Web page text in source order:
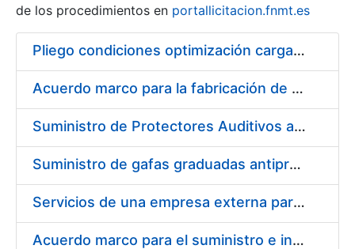
Mostra/Amaga
de los procedimientos en portallicitacion.fnmt.es
Pliego condiciones optimización cargas compras firmado
Acuerdo marco para la fabricación de piezas
Suministro de Protectores Auditivos a medida para las personas trabajadoras de los Centros de Trabajo de Madrid y Burgos
Suministro de gafas graduadas antiproyecciones para los trabajadores de la FNMT-RCM en los centros de trabajo de Madrid y Burgos
Servicios de una empresa externa para el asesoramiento y resolución de los recursos de alzada que se presentan relacionados con procesos de selección para la FNMT-RCM
Acuerdo marco para el suministro e instalación de persianas, estores y otros complementos